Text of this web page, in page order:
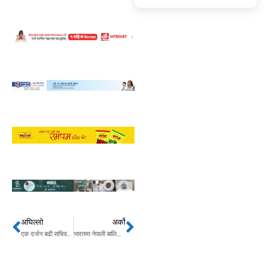
Prev
अघिल्लो
एक दर्जन बढी सचिवको सरुवा
अर्को
भारतमा नेपाली बालिकाको बलात्कारपछि हत्या, घटनाको प्रमाण नष्ट Next